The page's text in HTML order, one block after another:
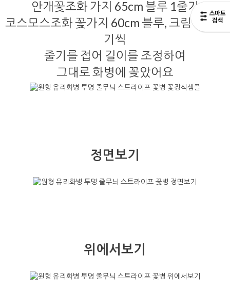
안개꽃조화 가지 65cm 블루 1줄기
코스모스조화 꽃가지 60cm 블루, 크림 각 1줄
기씩
줄기를 접어 길이를 조정하여
그대로 화병에 꽂았어요
정면보기
위에서보기